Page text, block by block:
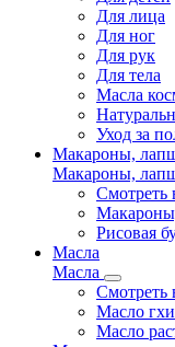
Для лица
Для ног
Для рук
Для тела
Масла
Уход за
Макароны,
Макароны,
Смотреть
Рисовая
Масла
Масла
Смотреть
Масло гхи
Масло